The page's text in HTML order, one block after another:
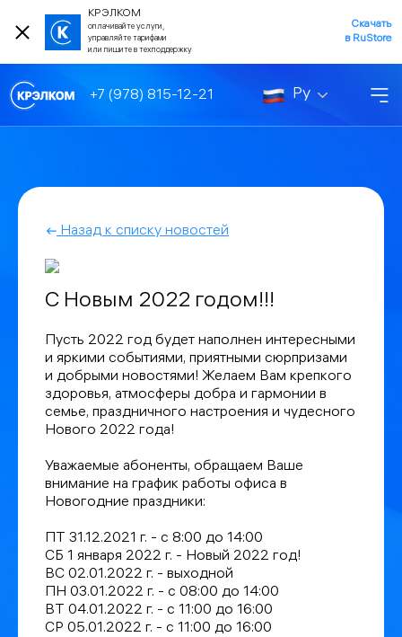
КРЭЛКОМ
оплачивайте услуги,
управляйте тарифами
или пишите в техподдержку
Скачать
в RuStore
+7 (978) 815-12-21 Ру
Назад к списку новостей
С Новым 2022 годом!!!
Пусть 2022 год будет наполнен интересными
и яркими событиями, приятными сюрпризами
и добрыми новостями! Желаем Вам крепкого
здоровья, атмосферы добра и гармонии в
семье, праздничного настроения и чудесного
Нового 2022 года!
Уважаемые абоненты, обращаем Ваше
внимание на график работы офиса в
Новогодние праздники:
ПТ 31.12.2021 г. - с 8:00 до 14:00
СБ 1 января 2022 г. - Новый 2022 год!
ВС 02.01.2022 г. - выходной
ПН 03.01.2022 г. - с 08:00 до 14:00
ВТ 04.01.2022 г. - с 11:00 до 16:00
СР 05.01.2022 г. - с 11:00 до 16:00